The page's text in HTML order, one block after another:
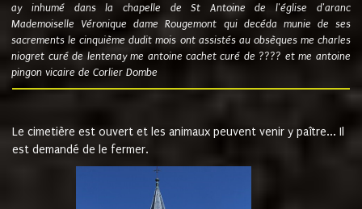
ay inhumé dans la chapelle de St Antoine de l'église d'aranc
Mademoiselle Véronique dame Rougemont qui decéda munie de ses
sacrements le cinquième dudit mois ont assistés au obsèques me charles
niogret curé de lentenay me antoine cachet curé de ???? et me antoine
pingon vicaire de Corlier Dombe
Le cimetière est ouvert et les animaux peuvent venir y paître... Il
est demandé de le fermer.